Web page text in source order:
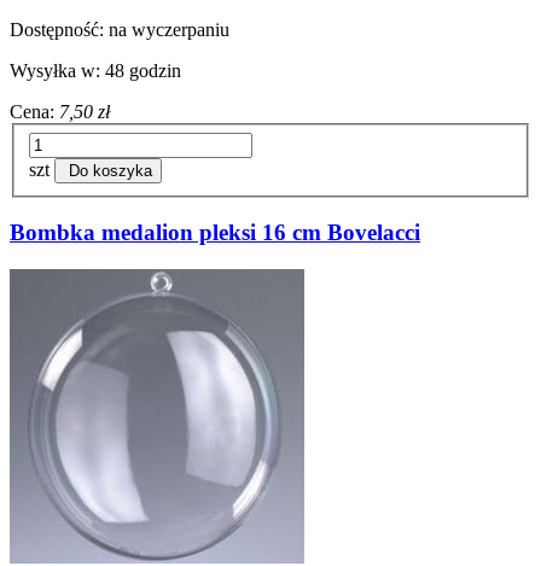
Dostępność: na wyczerpaniu
Wysyłka w: 48 godzin
Cena: 7,50 zł
szt Do koszyka
Bombka medalion pleksi 16 cm Bovelacci